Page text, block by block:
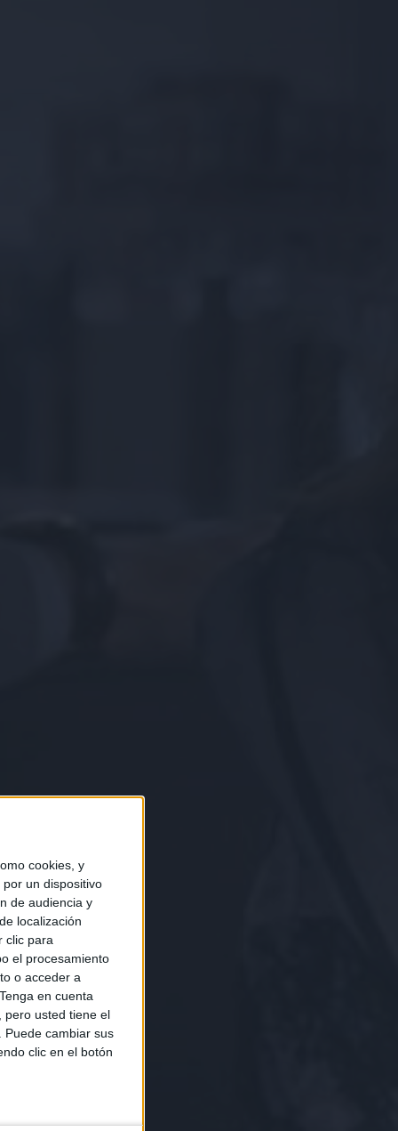
cookies, y
un dispositivo
de audiencia y
localización
clic para
el procesamiento
o acceder a
Tenga en cuenta
pero usted tiene el
Puede cambiar sus
clic en el botón